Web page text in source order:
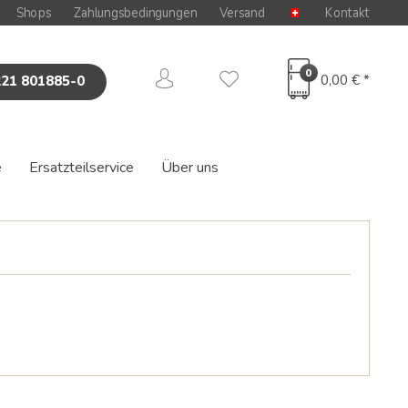
Shops Zahlungsbedingungen Versand Kontakt
801885-0 0 0,00 € *
Ersatzteilservice Über uns